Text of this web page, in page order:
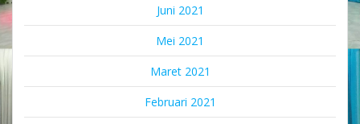
Juni 2021
Mei 2021
Maret 2021
Februari 2021